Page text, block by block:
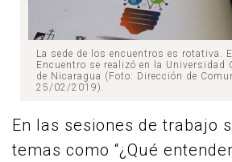
La sede de los encuentros es rotativa.
Encuentro se realizó en la Universidad
de Nicaragua (Foto: Dirección de
25/02/2019).
En las sesiones de trabajo
temas como “¿Qué